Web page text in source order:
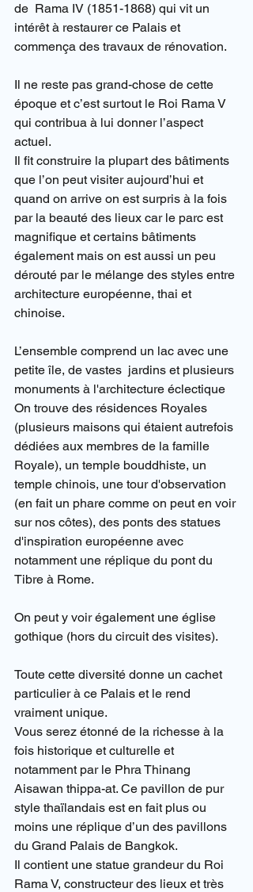
de  Rama IV (1851-1868) qui vit un
intérêt à restaurer ce Palais et
commença des travaux de rénovation.
Il ne reste pas grand-chose de cette
époque et c’est surtout le Roi Rama V
qui contribua à lui donner l’aspect
actuel.
Il fit construire la plupart des bâtiments
que l’on peut visiter aujourd’hui et
quand on arrive on est surpris à la fois
par la beauté des lieux car le parc est
magnifique et certains bâtiments
également mais on est aussi un peu
dérouté par le mélange des styles entre
architecture européenne, thai et
chinoise.
L’ensemble comprend un lac avec une
petite île, de vastes  jardins et plusieurs
monuments à l'architecture éclectique
On trouve des résidences Royales
(plusieurs maisons qui étaient autrefois
dédiées aux membres de la famille
Royale), un temple bouddhiste, un
temple chinois, une tour d'observation
(en fait un phare comme on peut en voir
sur nos côtes), des ponts des statues
d'inspiration européenne avec
notamment une réplique du pont du
Tibre à Rome.
On peut y voir également une église
gothique (hors du circuit des visites).
Toute cette diversité donne un cachet
particulier à ce Palais et le rend
vraiment unique.
Vous serez étonné de la richesse à la
fois historique et culturelle et
notamment par le Phra Thinang
Aisawan thippa-at. Ce pavillon de pur
style thaïlandais est en fait plus ou
moins une réplique d’un des pavillons
du Grand Palais de Bangkok.
Il contient une statue grandeur du Roi
Rama V, constructeur des lieux et très